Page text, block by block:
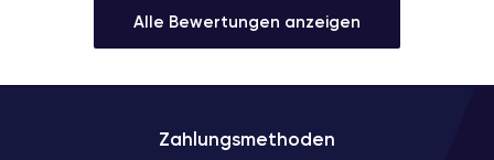
Alle Bewertungen anzeigen
Zahlungsmethoden